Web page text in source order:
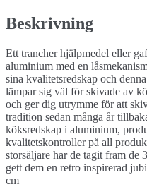
Beskrivning
Ett trancher hjälpmedel eller
aluminium med en
sina kvalitetsredskap och
lämpar sig väl för skivade av
och ger dig utrymme för att
tradition sedan många år
köksredskap i aluminium,
kvalitetskontroller på all
storsäljare har de tagit fram de
gett dem en retro inspirerad
cm